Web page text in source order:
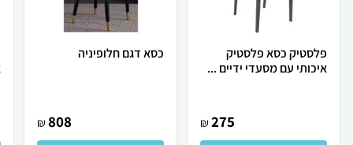
פלסטיק כסא פלסטיק
איכותי עם מסעדי ידיים ...
275
₪
כסא דגם חלופיניה
808
₪